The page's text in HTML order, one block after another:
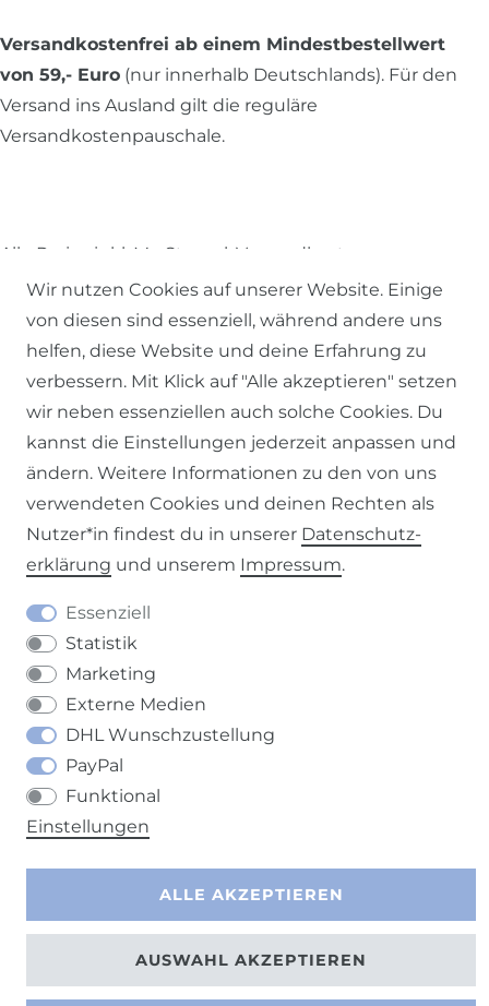
Versandkostenfrei ab einem Mindestbestellwert
von 59,- Euro (nur innerhalb Deutschlands). Für den
Versand ins Ausland gilt die reguläre
Versandkostenpauschale.
Alle Preise inkl. MwSt., zzgl. Versandkosten
© 2026 SCHÖNER LEBEN.
Impressum Daten­schutz­erklärung AGB
VERTRAG WIDERRUFEN
Wir nutzen Cookies auf unserer Website. Einige
von diesen sind essenziell, während andere uns
helfen, diese Website und deine Erfahrung zu
verbessern. Mit Klick auf "Alle akzeptieren" setzen
wir neben essenziellen auch solche Cookies. Du
kannst die Einstellungen jederzeit anpassen und
ändern. Weitere Informationen zu den von uns
verwendeten Cookies und deinen Rechten als
Nutzer*in findest du in unserer Daten­schutz­
erklärung und unserem Impressum.
Essenziell
Statistik
Marketing
Externe Medien
DHL Wunschzustellung
PayPal
Funktional
Einstellungen
ALLE AKZEPTIEREN
AUSWAHL AKZEPTIEREN